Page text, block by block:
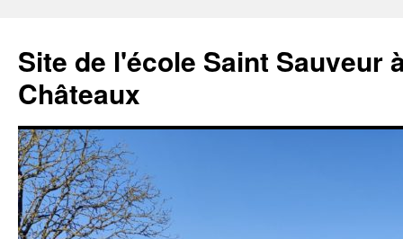
contenu
Site de l'école Saint Sauveur
Châteaux